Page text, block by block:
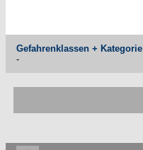
Gefahrenklassen + Kategorie
-